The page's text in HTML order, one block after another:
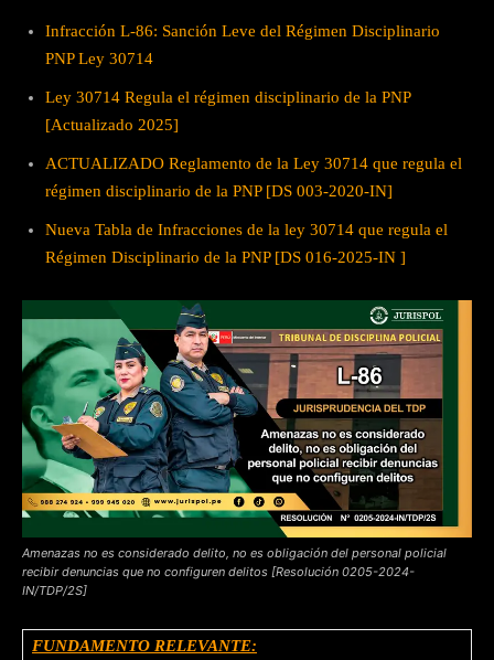
Infracción L-86: Sanción Leve del Régimen Disciplinario
PNP Ley 30714
Ley 30714 Regula el régimen disciplinario de la PNP
[Actualizado 2025]
ACTUALIZADO Reglamento de la Ley 30714 que regula el
régimen disciplinario de la PNP [DS 003-2020-IN]
Nueva Tabla de Infracciones de la ley 30714 que regula el
Régimen Disciplinario de la PNP [DS 016-2025-IN ]
Amenazas no es considerado delito, no es obligación del personal policial
recibir denuncias que no configuren delitos [Resolución 0205-2024-
IN/TDP/2S]
FUNDAMENTO RELEVANTE: